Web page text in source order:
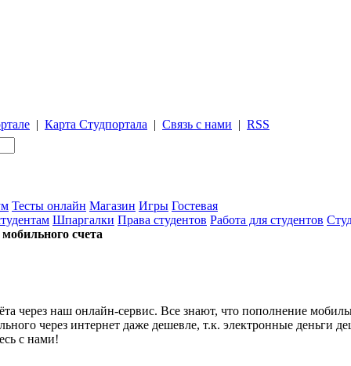
| Карта Студпортала | Связь с нами | RSS
Тесты онлайн Магазин Игры Гостевая
Шпаргалки Права студентов Работа для студентов
счета
через наш онлайн-сервис. Все знают, что пополнение
через интернет даже дешевле, т.к. электронные деньги
с нами!